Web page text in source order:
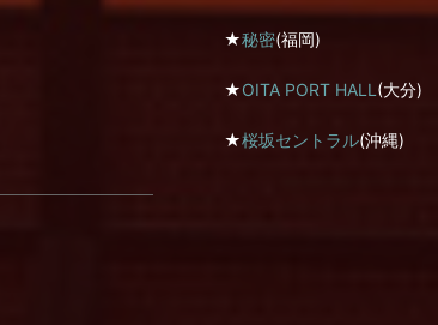
★秘密(福岡)
★OITA PORT HALL (大分)
★桜坂セントラル(沖縄)